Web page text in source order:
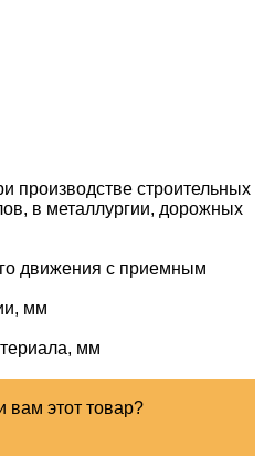
производстве строительных
в металлургии, дорожных
движения с приемным
мм
мм
вам этот товар?